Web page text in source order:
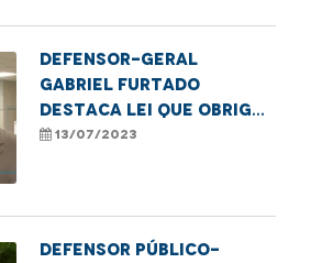
Defensor-Geral
Gabriel Furtado
destaca lei que obriga
a comunicação de
DPE
13/07/2023
Defensor Público-